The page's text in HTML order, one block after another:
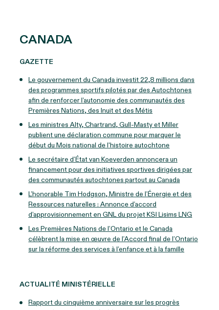
CANADA
GAZETTE
Le gouvernement du Canada investit 22,8 millions dans
des programmes sportifs pilotés par des Autochtones
afin de renforcer l’autonomie des communautés des
Premières Nations, des Inuit et des Métis
Les ministres Alty, Chartrand, Gull-Masty et Miller
publient une déclaration commune pour marquer le
début du Mois national de l'histoire autochtone
Le secrétaire d’État van Koeverden annoncera un
financement pour des initiatives sportives dirigées par
des communautés autochtones partout au Canada
L’honorable Tim Hodgson, Ministre de l’Énergie et des
Ressources naturelles : Annonce d’accord
d’approvisionnement en GNL du projet KSI Lisims LNG
Les Premières Nations de l’Ontario et le Canada
célèbrent la mise en œuvre de l’Accord final de l’Ontario
sur la réforme des services à l’enfance et à la famille
ACTUALITÉ MINISTÉRIELLE
Rapport du cinquième anniversaire sur les progrès